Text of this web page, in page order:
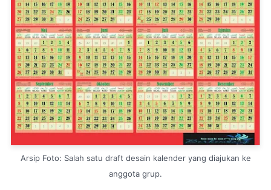
Arsip Foto: Salah satu draft desain kalender yang diajukan ke
anggota grup.